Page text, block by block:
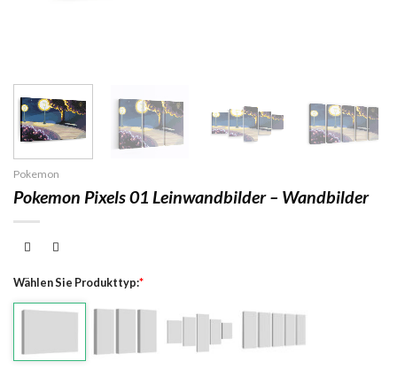
Pokemon
Pokemon Pixels 01 Leinwandbilder – Wandbilder
Wählen Sie Produkttyp:*